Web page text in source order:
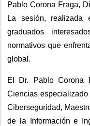
Pablo Corona Fraga,
La sesión, realizada
graduados
normativos que
global.
El Dr. Pablo Corona
Ciencias
Ciberseguridad,
de la Información e